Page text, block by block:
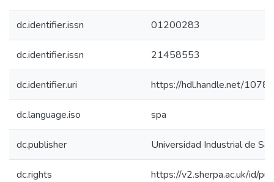
dc.identifier.issn 01200283
dc.identifier.issn 21458553
dc.identifier.uri https://hdl.handle.net/
dc.language.iso spa
dc.publisher Universidad Industrial de
dc.rights https://v2.sherpa.ac.uk/id/